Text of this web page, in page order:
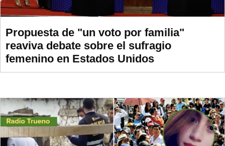
Propuesta de "un voto por familia"
reaviva debate sobre el sufragio
femenino en Estados Unidos